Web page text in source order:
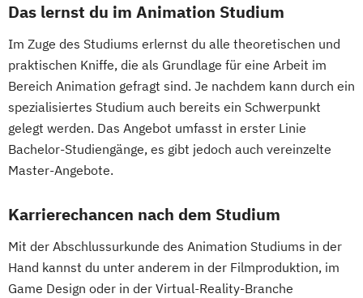
Das lernst du im Animation Studium
Im Zuge des Studiums erlernst du alle theoretischen und
praktischen Kniffe, die als Grundlage für eine Arbeit im
Bereich Animation gefragt sind. Je nachdem kann durch ein
spezialisiertes Studium auch bereits ein Schwerpunkt
gelegt werden. Das Angebot umfasst in erster Linie
Bachelor-Studiengänge, es gibt jedoch auch vereinzelte
Master-Angebote.
Karrierechancen nach dem Studium
Mit der Abschlussurkunde des Animation Studiums in der
Hand kannst du unter anderem in der Filmproduktion, im
Game Design oder in der Virtual-Reality-Branche